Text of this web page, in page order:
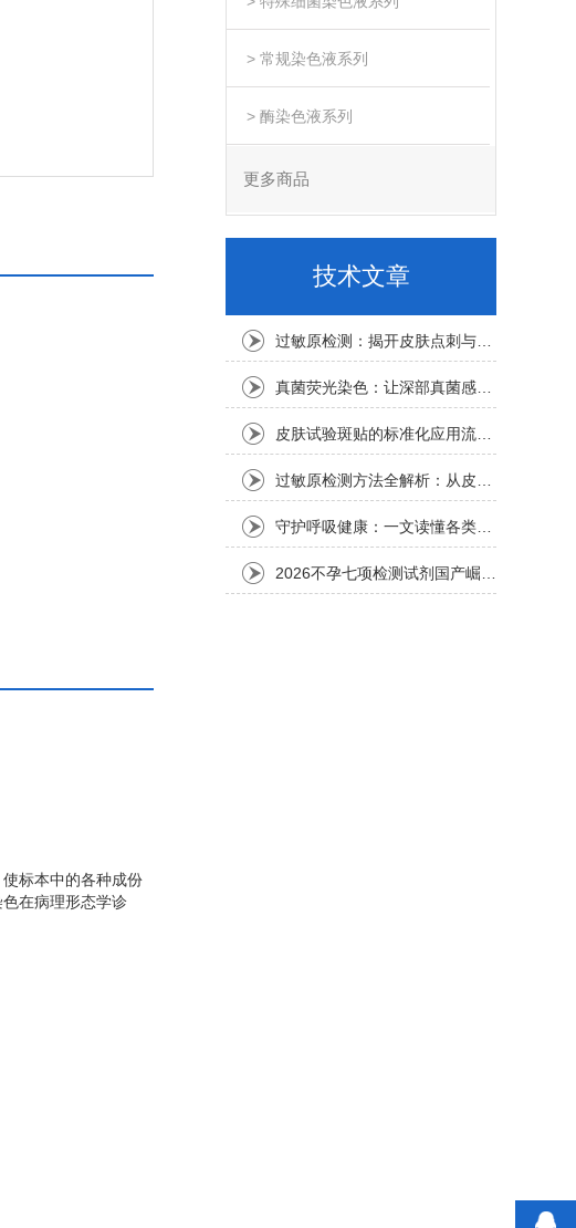
标本中的各种成份
在病理形态学诊
> 常规染色液系列
> 酶染色液系列
更多商品
技术文章